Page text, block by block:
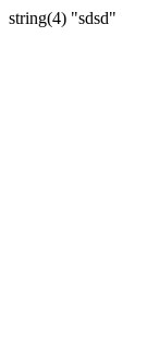
string(4) "sdsd"